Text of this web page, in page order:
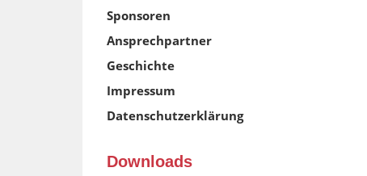
Sponsoren
Ansprechpartner
Geschichte
Impressum
Datenschutzerklärung
Downloads